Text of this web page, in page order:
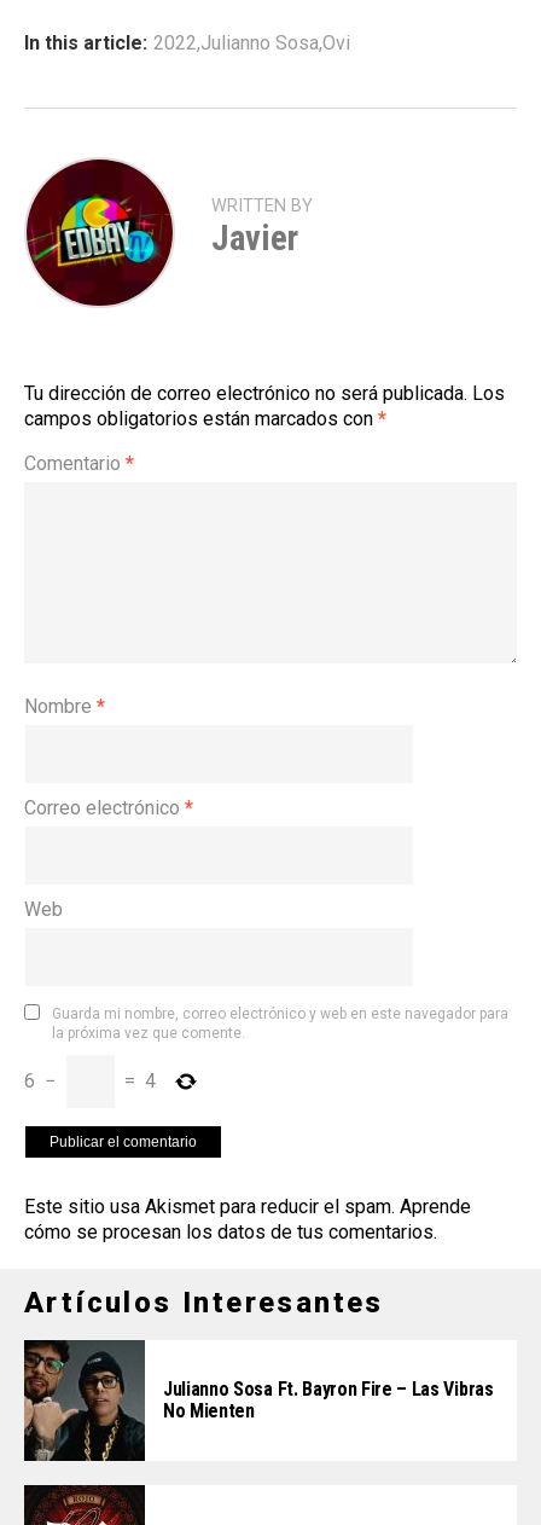
In this article: 2022,Julianno Sosa,Ovi
WRITTEN BY
Javier
Tu dirección de correo electrónico no será publicada. Los
campos obligatorios están marcados con *
Comentario *
Nombre *
Correo electrónico *
Web
Guarda mi nombre, correo electrónico y web en este navegador para
la próxima vez que comente.
6 − = 4
Este sitio usa Akismet para reducir el spam. Aprende
cómo se procesan los datos de tus comentarios.
Artículos Interesantes
Julianno Sosa Ft. Bayron Fire – Las Vibras
No Mienten